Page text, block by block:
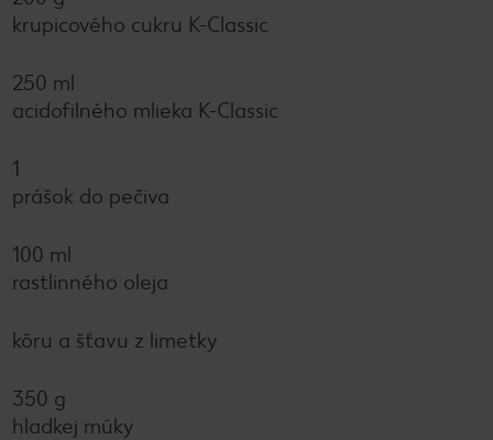
krupicového cukru K-Classic
250 ml
acidofilného mlieka K-Classic
1
prášok do pečiva
100 ml
rastlinného oleja
kôru a šťavu z limetky
350 g
hladkej múky